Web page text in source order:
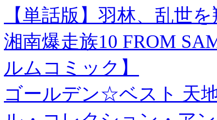
【単話版】羽林、乱世
湘南爆走族10 FROM
ルムコミック】
ゴールデン☆ベスト 天